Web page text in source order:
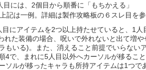
目には、2個目から順番に「もちかえる」
上記は一例。詳細は製作攻略板の６スレ目を参
にアイテムを2つ以上持たせていると、1人
れた装備の場合、呪いで外れないと出て増
もいる)。また、消えること前提でいらない
4で、まれに5人目以外へカーソルが移るこ
ソルが移ったキャラも所持アイテムは1つ